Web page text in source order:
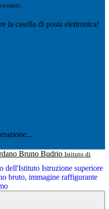
la casella di posta elettronica!
Istituto di